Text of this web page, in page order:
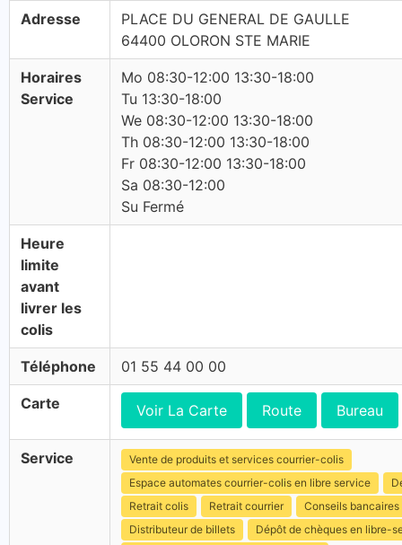
Adresse
PLACE DU GENERAL DE GAULLE
64400 OLORON STE MARIE
Horaires
Service
Mo 08:30-12:00 13:30-18:00
Tu 13:30-18:00
We 08:30-12:00 13:30-18:00
Th 08:30-12:00 13:30-18:00
Fr 08:30-12:00 13:30-18:00
Sa 08:30-12:00
Su Fermé
Heure
limite
avant
livrer les
colis
Téléphone 01 55 44 00 00
Carte Voir La Carte Route Bureau
Service
Vente de produits et services courrier-colis
Espace automates courrier-colis en libre service
Retrait colis
Retrait courrier
Conseils bancaires
Distributeur de billets
Dépôt de chèques en libre-